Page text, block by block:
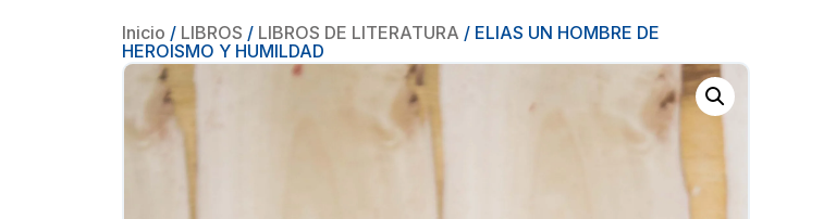
Inicio / LIBROS / LIBROS DE LITERATURA / ELIAS UN HOMBRE DE
HEROISMO Y HUMILDAD